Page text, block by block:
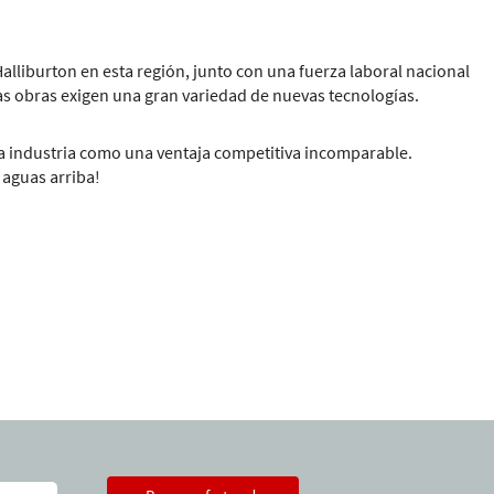
en esta región, junto con una fuerza laboral nacional
exigen una gran variedad de nuevas tecnologías.
industria como una ventaja competitiva incomparable.
arriba!